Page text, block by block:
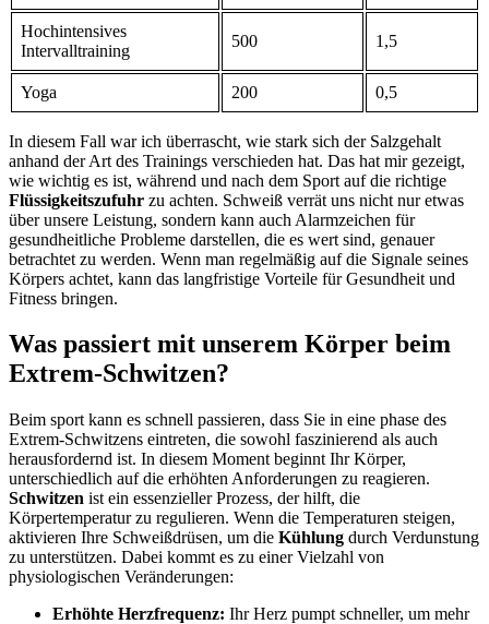
Hochintensives
Intervalltraining
500 1,5
Yoga 200 0,5
In diesem Fall war ich überrascht, wie ‌stark sich der Salzgehalt
anhand der Art ⁢des Trainings verschieden hat. Das hat mir gezeigt,
wie⁤ wichtig es ist, während und nach dem ⁤Sport auf die richtige
Flüssigkeitszufuhr ‌zu achten. Schweiß verrät ​uns nicht nur⁣ etwas
über ⁤unsere Leistung,‍ sondern‌ kann ‌auch Alarmzeichen ‍für
gesundheitliche Probleme darstellen, ⁣die es wert sind, genauer
⁤betrachtet zu werden. Wenn man regelmäßig auf die Signale seines
Körpers achtet, kann das langfristige Vorteile​ für Gesundheit und
Fitness bringen.
Was passiert mit unserem Körper beim
Extrem-Schwitzen?
Beim sport kann es schnell passieren, dass‌ Sie in eine⁤ phase des
Extrem-Schwitzens eintreten, die sowohl faszinierend als auch
herausfordernd⁢ ist. In⁤ diesem ⁢Moment beginnt Ihr Körper,
unterschiedlich auf die erhöhten ‌Anforderungen zu reagieren.
Schwitzen ist ‍ein essenzieller Prozess, der ⁣hilft, die
Körpertemperatur zu regulieren. Wenn die Temperaturen steigen,
aktivieren Ihre ​Schweißdrüsen, um die⁤ Kühlung durch Verdunstung
zu unterstützen. Dabei kommt es zu einer Vielzahl von⁢
physiologischen Veränderungen:
Erhöhte Herzfrequenz: Ihr Herz pumpt schneller, um mehr